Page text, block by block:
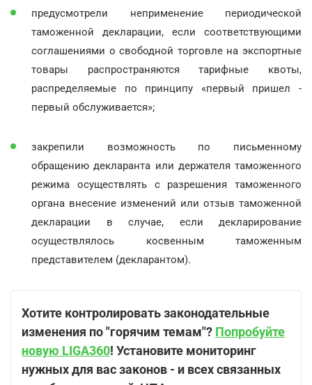
предусмотрели неприменение периодической
таможенной декларации, если соответствующими
соглашениями о свободной торговле на экспортные
товары распространяются тарифные квоты,
распределяемые по принципу «первый пришел -
первый обслуживается»;
закрепили возможность по письменному
обращению декларанта или держателя таможенного
режима осуществлять с разрешения таможенного
органа внесение изменений или отзыв таможенной
декларации в случае, если декларирование
осуществлялось косвенным таможенным
представителем (декларантом).
Хотите контролировать законодательные
изменения по "горячим темам"? Попробуйте
новую LIGA360! Установите мониторинг
нужных для вас законов - и всех связанных